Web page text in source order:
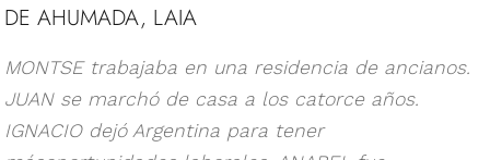
DE AHUMADA, LAIA
MONTSE trabajaba en una residencia de ancianos.
JUAN se marchó de casa a los catorce años.
IGNACIO dejó Argentina para tener